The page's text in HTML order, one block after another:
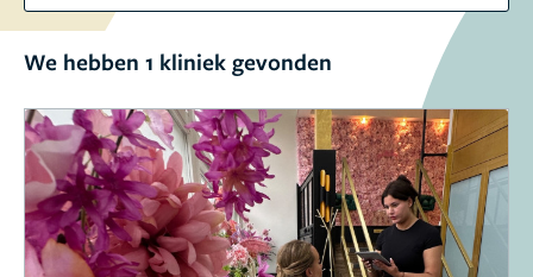
We hebben 1 kliniek gevonden